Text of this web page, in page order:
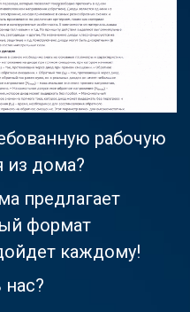
рабочую
из дома?
предлагает
формат
каждому!